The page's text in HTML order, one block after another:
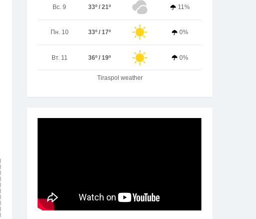
Вс. 9 33º / 21º 11%
Пн. 10 33º / 17º 0%
Вт. 11 36º / 19º 0%
Tiraspol weather